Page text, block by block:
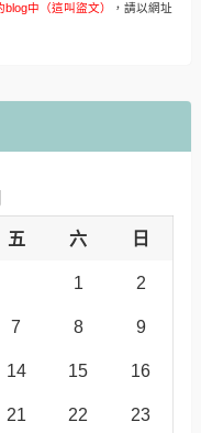
中（這叫盜文） ，請以網址
五 六 日
1 2
7 8 9
14 15 16
21 22 23